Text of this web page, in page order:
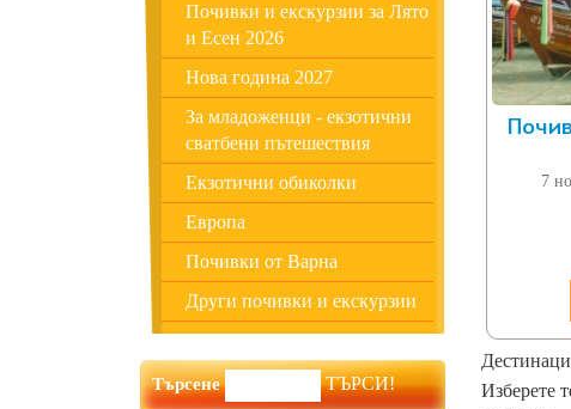
Почивки и екскурзии за Лято
и Есен 2026
Нова година 2027
За младоженци - екзотични
сватбени пътешествия
Екзотични обиколки
Европа
Почивки от Варна
Други почивки и екскурзии
Търсене
7
Изберете